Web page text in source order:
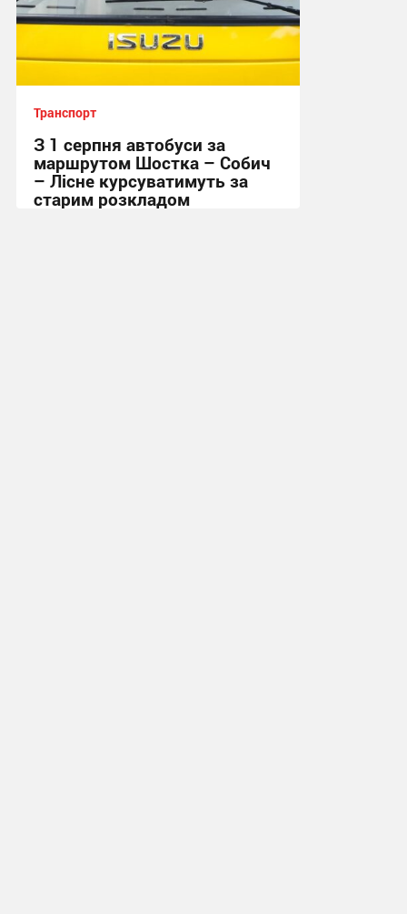
Транспорт
З 1 серпня автобуси за
маршрутом Шостка – Собич
– Лісне курсуватимуть за
старим розкладом